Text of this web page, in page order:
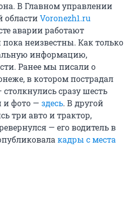
В Главном управлении
областиVoronezh1.ru
аварии работают
неизвестны. Как только
информацию,
Ранее мы писали о
в котором пострадал
сразу шесть
и фото — здесь. В другой
три авто и трактор,
— его водитель в
кадры с места